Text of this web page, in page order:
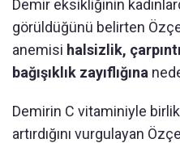
Demir eksikliğinin
görüldüğünü belirten
anemisi halsizlik,
bağışıklık zayıflığına
Demirin C vitaminiyle
artırdığını vurgulayan